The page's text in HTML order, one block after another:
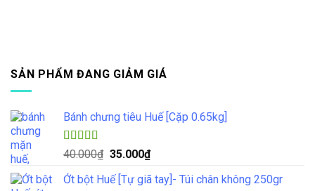
SẢN PHẨM ĐANG GIẢM GIÁ
Bánh chưng tiêu Huế [Cặp 0.65kg]
Được xếp
4.33
5 sao
40.000₫ Giá
là:
35.000₫Giá
tại
Ớt bột Huế [Tự giã tay]- Túi chân không 250gr